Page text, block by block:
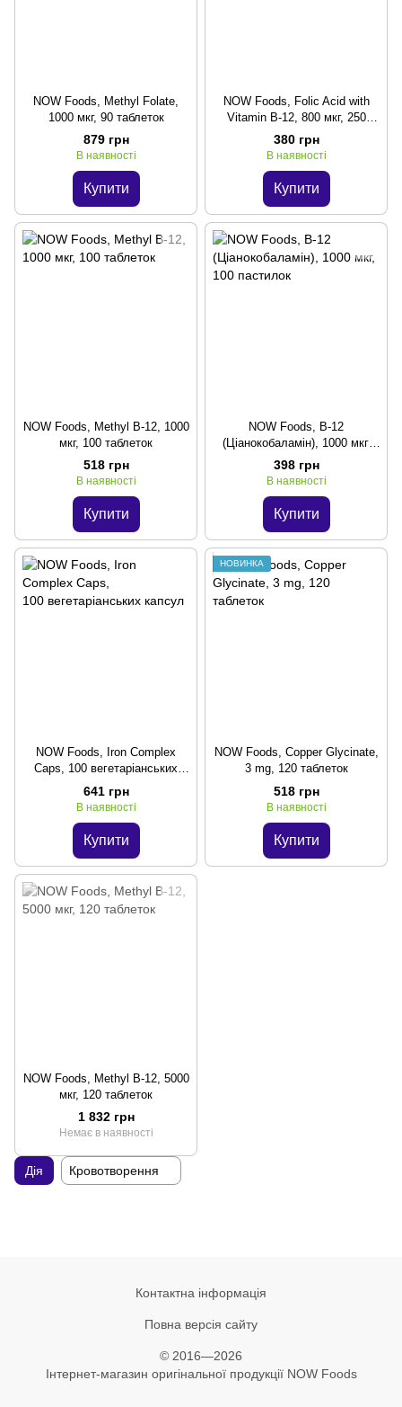
NOW Foods, Methyl Folate,
1000 мкг, 90 таблеток
879 грн
В наявності
Купити
NOW Foods, Folic Acid with
Vitamin B-12, 800 мкг, 250
таблеток
380 грн
В наявності
Купити
NOW Foods, Methyl B-12, 1000
мкг, 100 таблеток
518 грн
В наявності
Купити
NOW Foods, B-12
(Ціанокобаламін), 1000 мкг,
100 пастилок
398 грн
В наявності
Купити
NOW Foods, Iron Complex
Caps, 100 вегетаріанських
капсул
641 грн
В наявності
Купити
НОВИНКА
NOW Foods, Copper Glycinate,
3 mg, 120 таблеток
518 грн
В наявності
Купити
NOW Foods, Methyl B-12, 5000
мкг, 120 таблеток
1 832 грн
Немає в наявності
Дія Кровотворення
Контактна інформація
Повна версія сайту
© 2016—2026
Інтернет-магазин оригінальної продукції NOW Foods